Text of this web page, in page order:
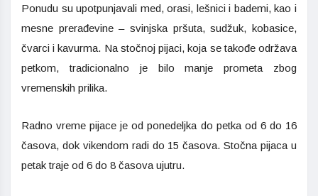
Ponudu su upotpunjavali med, orasi, lešnici i bademi, kao i
mesne prerađevine – svinjska pršuta, sudžuk, kobasice,
čvarci i kavurma. Na stočnoj pijaci, koja se takođe održava
petkom, tradicionalno je bilo manje prometa zbog
vremenskih prilika.
Radno vreme pijace je od ponedeljka do petka od 6 do 16
časova, dok vikendom radi do 15 časova. Stočna pijaca u
petak traje od 6 do 8 časova ujutru.